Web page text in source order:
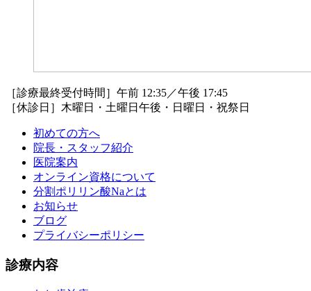
［診療最終受付時間］午前 12:35／午後 17:45
［休診日］木曜日・土曜日午後・日曜日・祝祭日
初めての方へ
院長・スタッフ紹介
医院案内
オンライン資格について
分割ポリリン酸Naとは
お知らせ
ブログ
プライバシーポリシー
診療内容